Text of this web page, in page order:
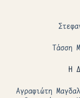
Τάσση
Η
Αγραφιώτη